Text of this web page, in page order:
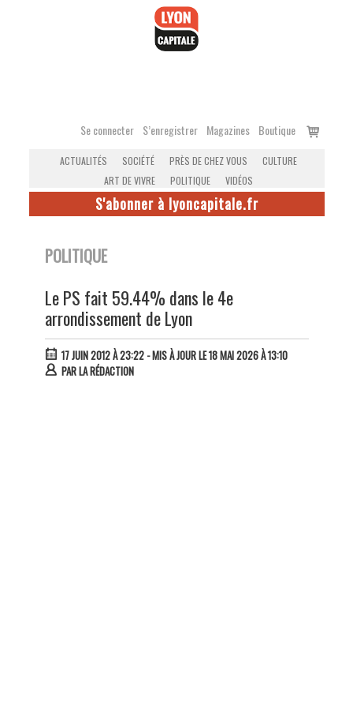
Se connecter S’enregistrer Magazines Boutique
Voir
ACTUALITÉS SOCIÉTÉ PRÈS DE CHEZ VOUS
CULTURE
ART DE VIVRE
POLITIQUE VIDÉOS
S'abonner à lyoncapitale.fr
POLITIQUE
Le PS fait 59.44% dans le 4e
arrondissement de Lyon
17 JUIN 2012 À 23:22- MIS À JOUR LE 18 MAI 2026 À 13:10
PARLA RÉDACTION